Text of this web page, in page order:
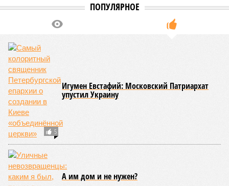
ПОПУЛЯРНОЕ
5
Игумен Евстафий: Московский Патриархат
упустил Украину
А им дом и не нужен?